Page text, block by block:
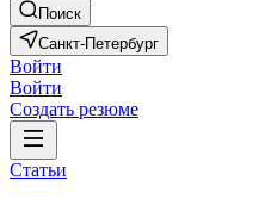
Поиск
Санкт-Петербург
Войти
Войти
Создать резюме
Статьи